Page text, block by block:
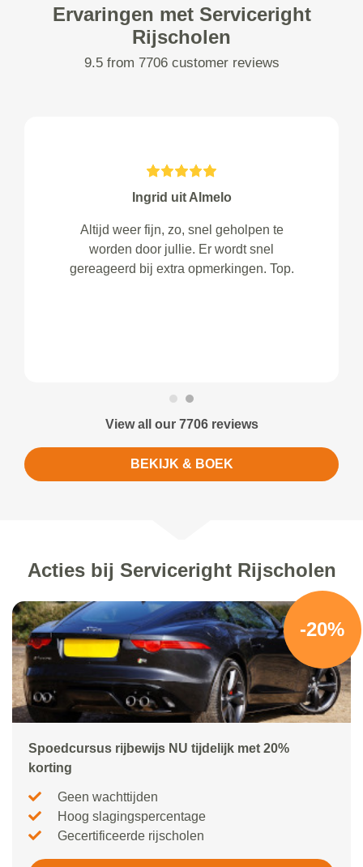
Ervaringen met Serviceright
Rijscholen
9.5 from 7706 customer reviews
Ingrid uit Almelo
Altijd weer fijn, zo, snel geholpen te
worden door jullie. Er wordt snel
gereageerd bij extra opmerkingen. Top.
View all our 7706 reviews
BEKIJK & BOEK
Acties bij Serviceright Rijscholen
-20%
Spoedcursus rijbewijs NU tijdelijk met 20%
korting
Geen wachttijden
Hoog slagingspercentage
Gecertificeerde rijscholen